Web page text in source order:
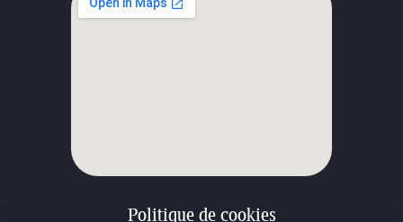
Politique de cookies